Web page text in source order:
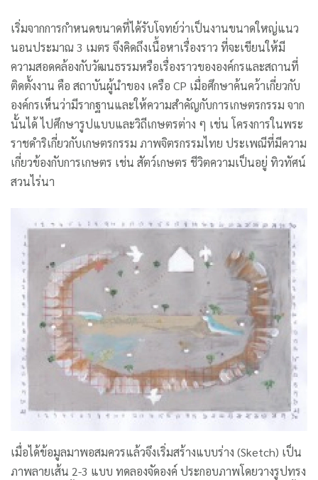
เริ่มจากการกำหนดขนาดที่ได้รับโจทย์ว่าเป็นงานขนาดใหญ่แนว
นอนประมาณ 3 เมตร จึงคิดถึงเนื้อหาเรื่องราว ที่จะเขียนให้มี
ความสอดคล้องกับวัฒนธรรมหรือเรื่องราวขององค์กรและสถานที่
ติดตั้งงาน คือ สถาบันผู้นำของ เครือ CP เมื่อศึกษาค้นคว้าเกี่ยวกับ
องค์กรเห็นว่ามีรากฐานและให้ความสำคัญกับการเกษตรกรรม จาก
นั้นได้ ไปศึกษารูปแบบและวิถีเกษตรต่าง ๆ เช่น โครงการในพระ
ราชดำริเกี่ยวกับเกษตรกรรม ภาพจิตรกรรมไทย ประเพณีที่มีความ
เกี่ยวข้องกับการเกษตร เช่น สัตว์เกษตร ชีวิตความเป็นอยู่ ทิวทัศน์
สวนไร่นา
เมื่อได้ข้อมูลมาพอสมควรแล้วจึงเริ่มสร้างแบบร่าง (Sketch) เป็น
ภาพลายเส้น 2-3 แบบ ทดลองจัดองค์ ประกอบภาพโดยวางรูปทรง